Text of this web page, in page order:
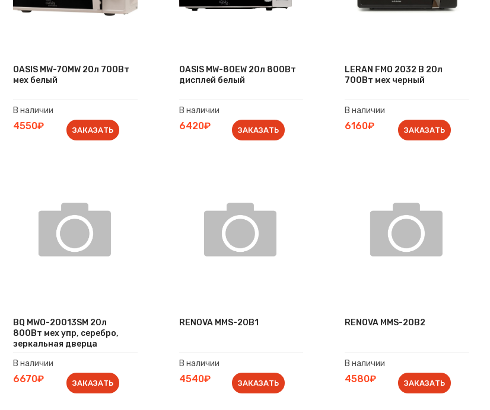
OASIS MW-70MW 20л 700Вт
мех белый
В наличии
4550₽ ЗАКАЗАТЬ
OASIS MW-80EW 20л 800Вт
дисплей белый
В наличии
6420₽ ЗАКАЗАТЬ
LERAN FMO 2032 B 20л
700Вт мех черный
В наличии
6160₽ ЗАКАЗАТЬ
BQ MWO-20013SM 20л
800Вт мех упр, серебро,
зеркальная дверца
В наличии
6670₽ ЗАКАЗАТЬ
RENOVA MMS-20B1
В наличии
4540₽ ЗАКАЗАТЬ
RENOVA MMS-20B2
В наличии
4580₽ ЗАКАЗАТЬ